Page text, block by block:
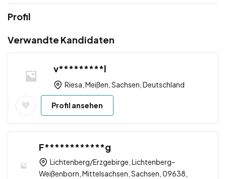
Profil
Verwandte Kandidaten
v*********l
Riesa, Meißen, Sachsen, Deutschland
Profil ansehen
F************g
Lichtenberg/Erzgebirge, Lichtenberg-
Weißenborn, Mittelsachsen, Sachsen, 09638,